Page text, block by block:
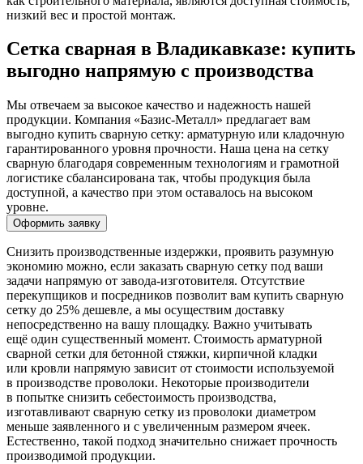
низкий вес и простой монтаж.
Сетка сварная в Владикавказе: купить
выгодно напрямую с производства
Мы отвечаем за высокое качество и надежность нашей
продукции. Компания «Базис-Металл» предлагает вам
выгодно купить сварную сетку: арматурную или кладочную
гарантированного уровня прочности. Наша цена на сетку
сварную благодаря современным технологиям и грамотной
логистике сбалансирована так, чтобы продукция была
доступной, а качество при этом оставалось на высоком
уровне.
Оформить заявку
Снизить производственные издержки, проявить разумную
экономию можно, если заказать сварную сетку под ваши
задачи напрямую от завода-изготовителя. Отсутствие
перекупщиков и посредников позволит вам купить сварную
сетку до 25% дешевле, а мы осуществим доставку
непосредственно на вашу площадку. Важно учитывать
ещё один существенный момент. Стоимость арматурной
сварной сетки для бетонной стяжки, кирпичной кладки
или кровли напрямую зависит от стоимости используемой
в производстве проволоки. Некоторые производители
в попытке снизить себестоимость производства,
изготавливают сварную сетку из проволоки диаметром
меньше заявленного и с увеличенным размером ячеек.
Естественно, такой подход значительно снижает прочность
производимой продукции.